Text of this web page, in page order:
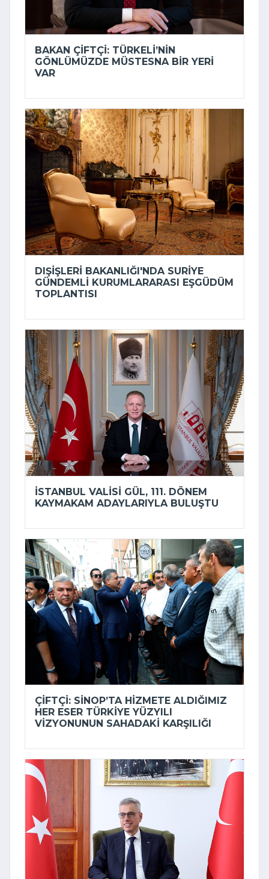
BAKAN ÇIFTÇI: TÜRKELI’NIN
GÖNLÜMÜZDE MÜSTESNA BIR YERI
VAR
DIŞIŞLERI BAKANLIĞI'NDA SURIYE
GÜNDEMLI KURUMLARARASI EŞGÜDÜM
TOPLANTISI
İSTANBUL VALISI GÜL, 111. DÖNEM
KAYMAKAM ADAYLARIYLA BULUŞTU
ÇIFTÇI: SINOP’TA HIZMETE ALDIĞIMIZ
HER ESER TÜRKIYE YÜZYILI
VIZYONUNUN SAHADAKI KARŞILIĞI